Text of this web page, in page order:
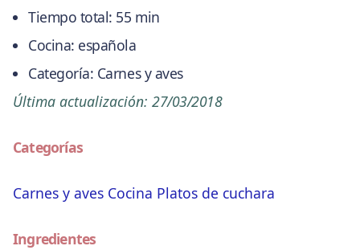
Tiempo total: 55 min
Cocina: española
Categoría: Carnes y aves
Última actualización: 27/03/2018
Categorías
Carnes y aves Cocina Platos de cuchara
Ingredientes